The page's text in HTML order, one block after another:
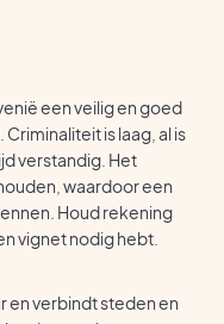
een veilig en goed
is laag, al is
verstandig. Het
waardoor een
Houd rekening
vignet nodig hebt.
en verbindt steden en